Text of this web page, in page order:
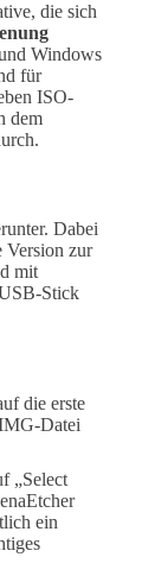
die sich
Windows
für
ISO-
dem
Dabei
Version zur
mit
Stick
die erste
Datei
„Select
ein